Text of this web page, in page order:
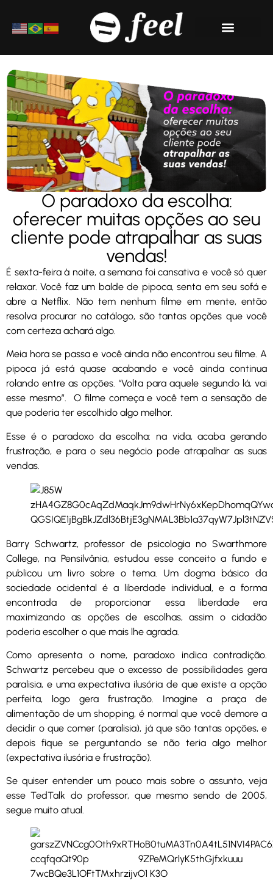
O paradoxo da escolha:
oferecer muitas opções ao seu
cliente pode atrapalhar as suas
vendas!
É sexta-feira à noite, a semana foi cansativa e você só quer
relaxar. Você faz um balde de pipoca, senta em seu sofá e
abre a Netflix. Não tem nenhum filme em mente, então
resolva procurar no catálogo, são tantas opções que você
com certeza achará algo.
Meia hora se passa e você ainda não encontrou seu filme. A
pipoca já está quase acabando e você ainda continua
rolando entre as opções. “Volta para aquele segundo lá, vai
esse mesmo”. O filme começa e você tem a sensação de
que poderia ter escolhido algo melhor.
Esse é o paradoxo da escolha: na vida, acaba gerando
frustração, e para o seu negócio pode atrapalhar as suas
vendas.
Barry Schwartz, professor de psicologia no Swarthmore
College, na Pensilvânia, estudou esse conceito a fundo e
publicou um livro sobre o tema. Um dogma básico da
sociedade ocidental é a liberdade individual, e a forma
encontrada de proporcionar essa liberdade era
maximizando as opções de escolhas, assim o cidadão
poderia escolher o que mais lhe agrada.
Como apresenta o nome, paradoxo indica contradição.
Schwartz percebeu que o excesso de possibilidades gera
paralisia, e uma expectativa ilusória de que existe a opção
perfeita, logo gera frustração. Imagine a praça de
alimentação de um shopping, é normal que você demore a
decidir o que comer (paralisia), já que são tantas opções, e
depois fique se perguntando se não teria algo melhor
(expectativa ilusória e frustração).
Se quiser entender um pouco mais sobre o assunto, veja
esse TedTalk do professor, que mesmo sendo de 2005,
segue muito atual.